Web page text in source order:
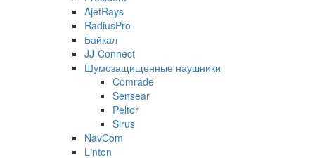
AjetRays
RadiusPro
Байкал
JJ-Connect
Шумозащищенные наушники
Comrade
Sensear
Peltor
Sirus
NavCom
Linton